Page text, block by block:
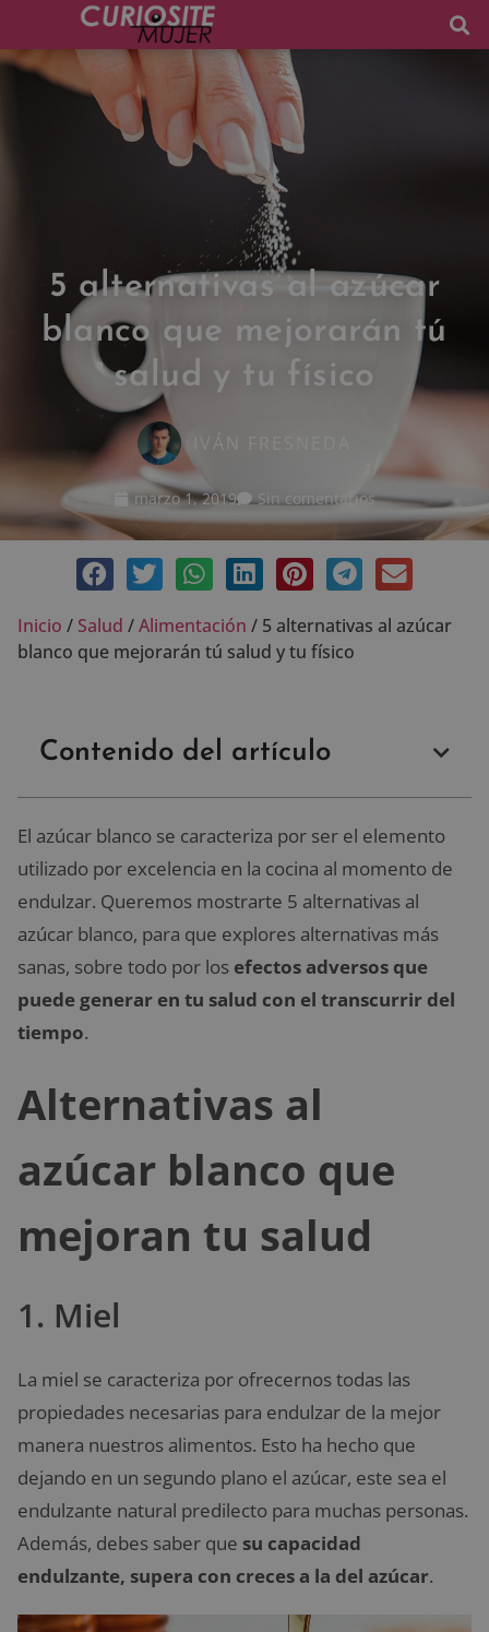
5 alternativas al azúcar
blanco que mejorarán tú
salud y tu físico
IVÁN FRESNEDA
marzo 1, 2019 Sin comentarios
Inicio / Salud /Alimentación / 5 alternativas al azúcar
blanco que mejorarán tú salud y tu físico
Contenido del artículo
El azúcar blanco se caracteriza por ser el elemento
utilizado por excelencia en la cocina al momento de
endulzar. Queremos mostrarte 5 alternativas al
azúcar blanco, para que explores alternativas más
sanas, sobre todo por los efectos adversos que
puede generar en tu salud con el transcurrir del
tiempo.
Alternativas al
azúcar blanco que
mejoran tu salud
1. Miel
La miel se caracteriza por ofrecernos todas las
propiedades necesarias para endulzar de la mejor
manera nuestros alimentos. Esto ha hecho que
dejando en un segundo plano el azúcar, este sea el
endulzante natural predilecto para muchas personas.
Además, debes saber que su capacidad
endulzante, supera con creces a la del azúcar.